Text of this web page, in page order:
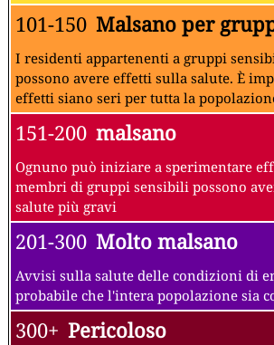
101-150 Malsano per
I residenti appartenenti a gruppi
possono avere effetti sulla salute. È
effetti siano seri per tutta la
151-200 malsano
Ognuno può iniziare a sperimentare
membri di gruppi sensibili possono
salute più gravi
201-300 Molto malsano
Avvisi sulla salute delle condizioni di
probabile che l'intera popolazione sia
300+ Pericoloso